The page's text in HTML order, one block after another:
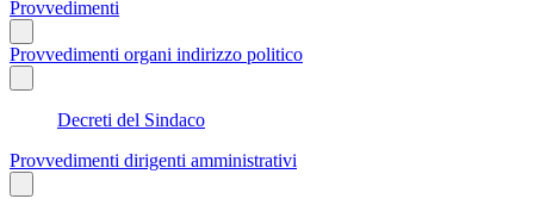
Provvedimenti
Provvedimenti organi indirizzo politico
Decreti del Sindaco
Provvedimenti dirigenti amministrativi